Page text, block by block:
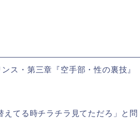
ス・第三章『空手部・性の裏技』
てる時チラチラ見てただろ」と問